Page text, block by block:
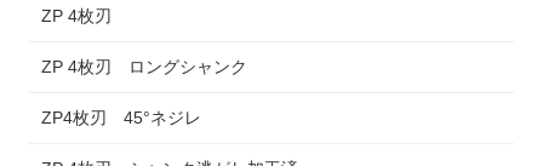
ZP 4枚刃
ZP 4枚刃 ロングシャンク
ZP4枚刃 45°ネジレ